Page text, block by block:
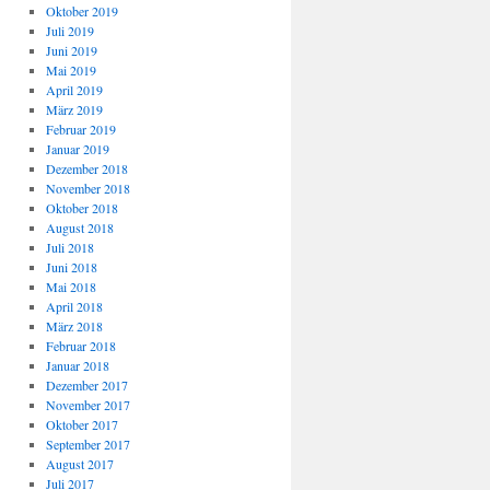
Oktober 2019
Juli 2019
Juni 2019
Mai 2019
April 2019
März 2019
Februar 2019
Januar 2019
Dezember 2018
November 2018
Oktober 2018
August 2018
Juli 2018
Juni 2018
Mai 2018
April 2018
März 2018
Februar 2018
Januar 2018
Dezember 2017
November 2017
Oktober 2017
September 2017
August 2017
Juli 2017